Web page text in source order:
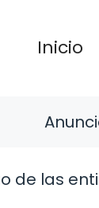
Inicio